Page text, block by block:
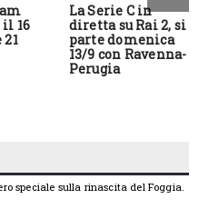
16
21
La Serie C in
diretta su Rai 2, si
parte domenica
13/9 con Ravenna-
Perugia
speciale sulla rinascita del Foggia.